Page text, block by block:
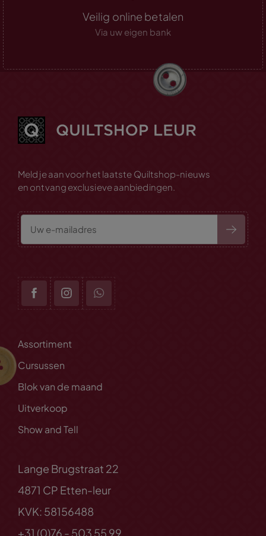
Veilig online betalen
Via uw eigen bank
Meld je aan voor het laatste Quiltshop-nieuws
en ontvang exclusieve aanbiedingen.
Assortiment
Cursussen
Blok van de maand
Uitverkoop
Show and Tell
Lange Brugstraat 22
4871 CP Etten-leur
KVK: 58156488
+31 (0)76 - 503 55 99